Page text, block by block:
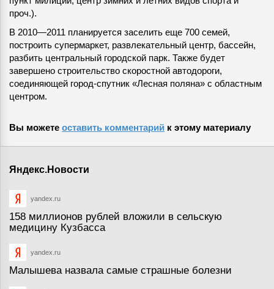
проч.).
В 2010—2011 планируется заселить еще 700 семей,
построить супермаркет, развлекательный центр, бассейн,
разбить центральный городской парк. Также будет
завершено строительство скоростной автодороги,
соединяющей город-спутник «Лесная поляна» с областным
центром.
Вы можете оставить комментарий к этому материалу
Яндекс.Новости
yandex.ru
158 миллионов рублей вложили в сельскую
медицину Кузбасса
yandex.ru
Малышева назвала самые страшные болезни